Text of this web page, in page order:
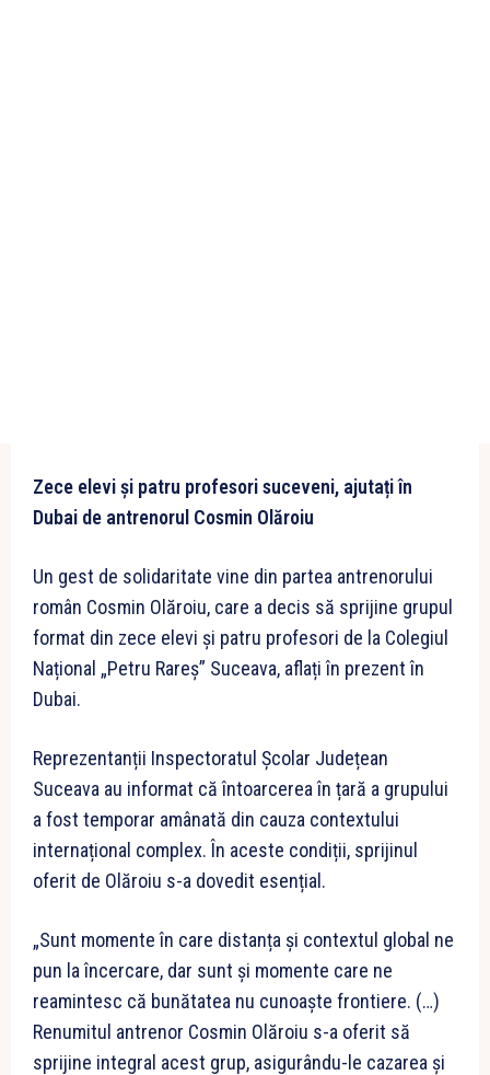
Zece elevi și patru profesori suceveni, ajutați în
Dubai de antrenorul Cosmin Olăroiu
Un gest de solidaritate vine din partea antrenorului
român Cosmin Olăroiu, care a decis să sprijine grupul
format din zece elevi și patru profesori de la Colegiul
Național „Petru Rareș” Suceava, aflați în prezent în
Dubai.
Reprezentanții Inspectoratul Școlar Județean
Suceava au informat că întoarcerea în țară a grupului
a fost temporar amânată din cauza contextului
internațional complex. În aceste condiții, sprijinul
oferit de Olăroiu s-a dovedit esențial.
„Sunt momente în care distanța și contextul global ne
pun la încercare, dar sunt și momente care ne
reamintesc că bunătatea nu cunoaște frontiere. (…)
Renumitul antrenor Cosmin Olăroiu s-a oferit să
sprijine integral acest grup, asigurându-le cazarea și